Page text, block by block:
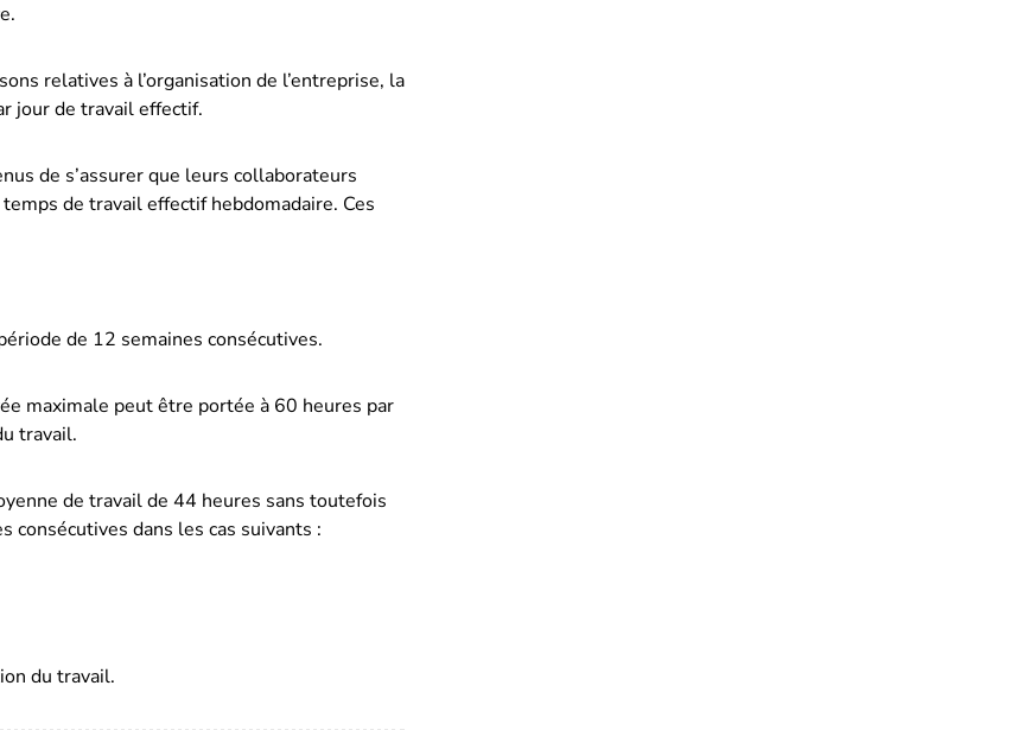
relatives à l’organisation de l’entreprise, la
jour de travail effectif.
de s’assurer que leurs collaborateurs
de travail effectif hebdomadaire. Ces
de 12 semaines consécutives.
maximale peut être portée à 60 heures par
travail.
de travail de 44 heures sans toutefois
consécutives dans les cas suivants :
du travail.